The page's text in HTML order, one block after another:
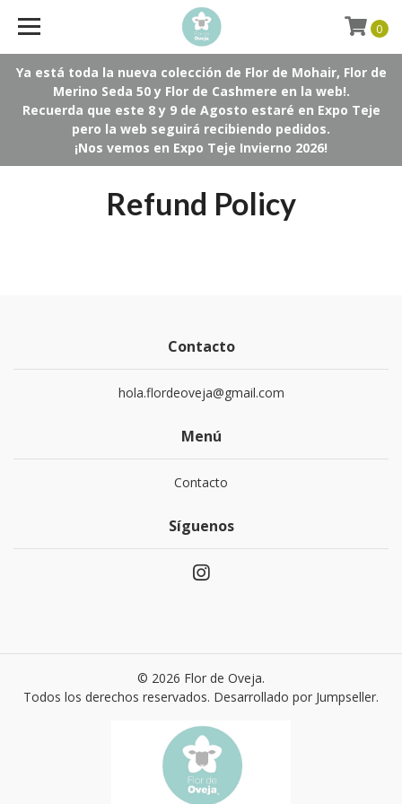
Ya está toda la nueva colección de Flor de Mohair, Flor de
Merino Seda 50 y Flor de Cashmere en la web!.
Recuerda que este 8 y 9 de Agosto estaré en Expo Teje
pero la web seguirá recibiendo pedidos.
¡Nos vemos en Expo Teje Invierno 2026!
0
Refund Policy
Contacto
hola.flordeoveja@gmail.com
Menú
Contacto
Síguenos
© 2026 Flor de Oveja.
Todos los derechos reservados. Desarrollado por Jumpseller.